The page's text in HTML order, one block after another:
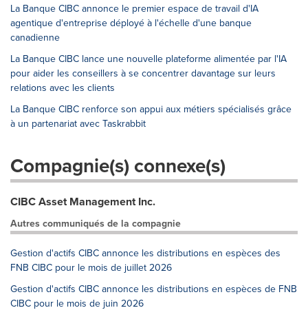
La Banque CIBC annonce le premier espace de travail d'IA
agentique d'entreprise déployé à l'échelle d'une banque
canadienne
La Banque CIBC lance une nouvelle plateforme alimentée par l'IA
pour aider les conseillers à se concentrer davantage sur leurs
relations avec les clients
La Banque CIBC renforce son appui aux métiers spécialisés grâce
à un partenariat avec Taskrabbit
Compagnie(s) connexe(s)
CIBC Asset Management Inc.
Autres communiqués de la compagnie
Gestion d'actifs CIBC annonce les distributions en espèces des
FNB CIBC pour le mois de juillet 2026
Gestion d'actifs CIBC annonce les distributions en espèces de FNB
CIBC pour le mois de juin 2026